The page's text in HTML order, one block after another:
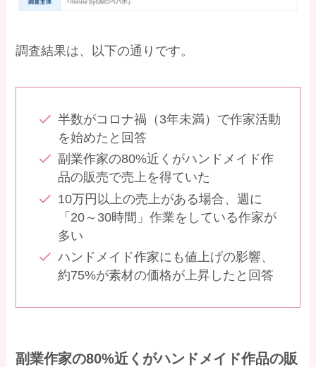
調査結果は、以下の通りです。
半数がコロナ禍（3年未満）で作家活動
を始めたと回答
副業作家の80%近くがハンドメイド作
品の販売で売上を得ていた
10万円以上の売上がある場合、週に
「20～30時間」作業をしている作家が
多い
ハンドメイド作家にも値上げの影響、
約75%が素材の価格が上昇したと回答
副業作家の80%近くがハンドメイド作品の販